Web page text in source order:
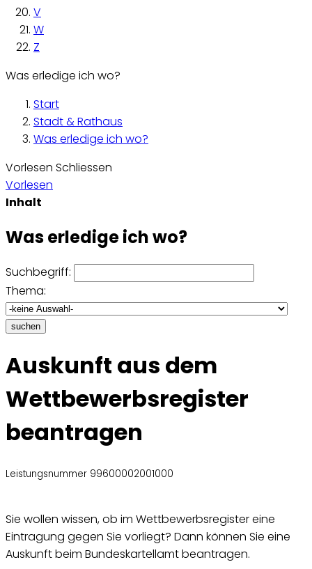
V
W
Z
Was erledige ich wo?
Start
Stadt & Rathaus
Was erledige ich wo?
Vorlesen Schliessen
Vorlesen
Inhalt
Was erledige ich wo?
Suchbegriff:
Thema:
suchen
Auskunft aus dem
Wettbewerbsregister
beantragen
Leistungsnummer 99600002001000
Sie wollen wissen, ob im Wettbewerbsregister eine
Eintragung gegen Sie vorliegt? Dann können Sie eine
Auskunft beim Bundeskartellamt beantragen.